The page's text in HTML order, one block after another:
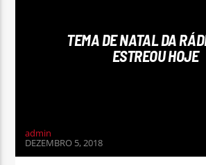
TEMA DE NATAL DA
ESTREOU HOJE
admin
DEZEMBRO 5, 2018